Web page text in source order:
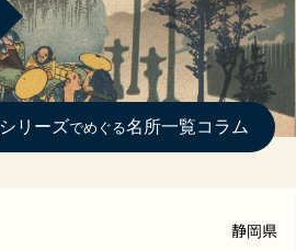
シリーズでめぐる名所一覧コラム
静岡県